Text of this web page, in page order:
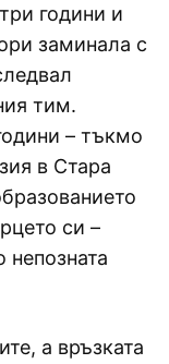
години и
заминала с
тим.
– тъкмо
в Стара
си –
а връзката